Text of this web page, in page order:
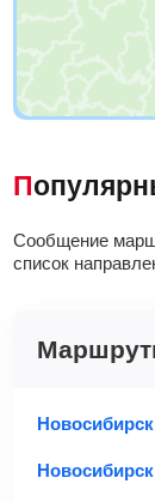
Сообщение
список